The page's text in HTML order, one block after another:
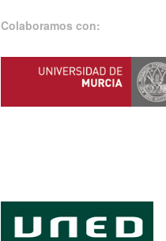
Colaboramos con: